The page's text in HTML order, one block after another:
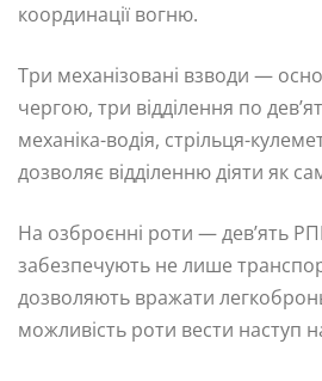
координації вогню.
Три механізовані взводи —
чергою, три відділення по
механіка-водія, стрільця-
дозволяє відділенню діяти як
На озброєнні роти — дев’ять
забезпечують не лише
дозволяють вражати
можливість роти вести наступ